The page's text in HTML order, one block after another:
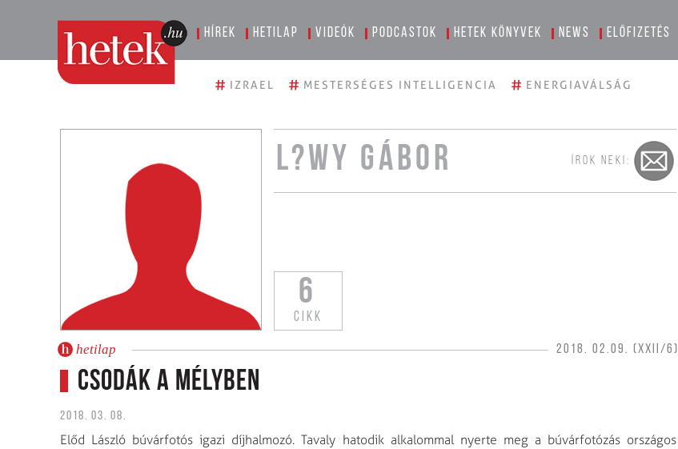
Hírek Hetilap Videók Podcastok Hetek könyvek News Előfizetés
# IZRAEL # MESTERSÉGES INTELLIGENCIA # ENERGIAVÁLSÁG
L?WY GÁBOR ÍROK NEKI:
6
CIKK
hetilap 2018. 02.09. (XXII/6)
Csodák a mélyben
2018. 03. 08.
Előd László búvárfotós igazi díjhalmozó. Tavaly hatodik alkalommal nyerte meg a búvár­fotózás országos